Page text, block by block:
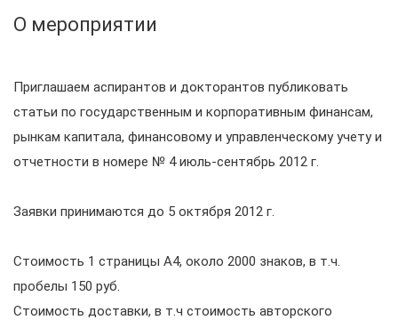
О мероприятии
Приглашаем аспирантов и докторантов публиковать
статьи по государственным и корпоративным финансам,
рынкам капитала, финансовому и управленческому учету и
отчетности в номере № 4 июль-сентябрь 2012 г.
Заявки принимаются до 5 октября 2012 г.
Стоимость 1 страницы А4, около 2000 знаков, в т.ч.
пробелы 150 руб.
Стоимость доставки, в т.ч стоимость авторского